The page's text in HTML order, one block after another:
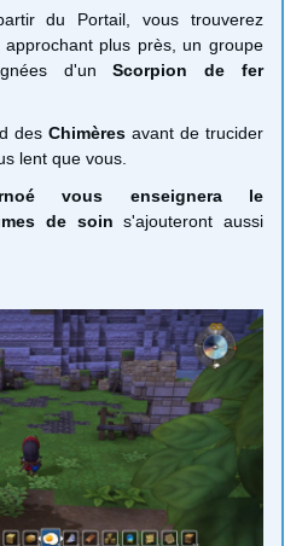
du Portail, vous trouverez
plus près, un groupe
d'unScorpion de fer
des Chimères avant de trucider
lent que vous.
vous enseignera le
de soin s'ajouteront aussi